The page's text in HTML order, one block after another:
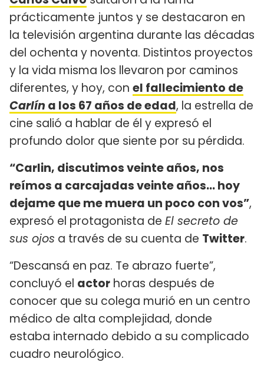
prácticamente juntos y se destacaron en
la televisión argentina durante las décadas
del ochenta y noventa. Distintos proyectos
y la vida misma los llevaron por caminos
diferentes, y hoy, con el fallecimiento de
Carlín a los 67 años de edad, la estrella de
cine salió a hablar de él y expresó el
profundo dolor que siente por su pérdida.
“Carlin, discutimos veinte años, nos
reímos a carcajadas veinte años... hoy
dejame que me muera un poco con vos”,
expresó el protagonista de El secreto de
sus ojos a través de su cuenta de Twitter.
“Descansá en paz. Te abrazo fuerte”,
concluyó el actor horas después de
conocer que su colega murió en un centro
médico de alta complejidad, donde
estaba internado debido a su complicado
cuadro neurológico.